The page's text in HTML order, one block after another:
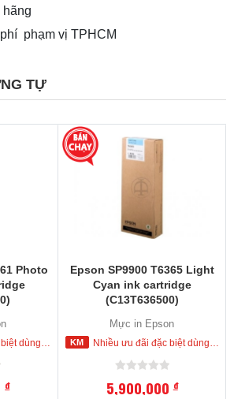
hãng
phạm vị TPHCM
TỰ
Photo
ngay trong hôm nay
đ
Epson SP9900 T6365 Light
Cyan ink cartridge
(C13T636500)
Mực in Epson
Nhiều ưu đãi đặc biệt dùng cho khách hàng đặt mua ngay trong hôm nay
5,900,000đ